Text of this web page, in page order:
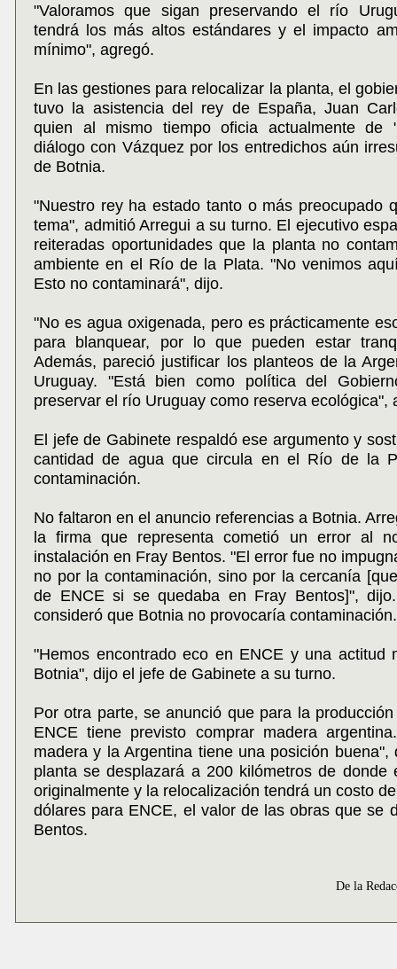
"Valoramos que sigan preservando el río
tendrá los más altos estándares y el impacto
mínimo", agregó.
En las gestiones para relocalizar la planta, el
tuvo la asistencia del rey de España, Juan
quien al mismo tiempo oficia actualmente de
diálogo con Vázquez por los entredichos aún
de Botnia.
"Nuestro rey ha estado tanto o más preocupado
tema", admitió Arregui a su turno. El ejecutivo
reiteradas oportunidades que la planta no
ambiente en el Río de la Plata. "No venimos
Esto no contaminará", dijo.
"No es agua oxigenada, pero es prácticamente
para blanquear, por lo que pueden estar
Además, pareció justificar los planteos de la
Uruguay. "Está bien como política del
preservar el río Uruguay como reserva ecológica",
El jefe de Gabinete respaldó ese argumento y
cantidad de agua que circula en el Río de la
contaminación.
No faltaron en el anuncio referencias a Botnia.
la firma que representa cometió un error al
instalación en Fray Bentos. "El error fue no
no por la contaminación, sino por la cercanía
de ENCE si se quedaba en Fray Bentos]",
consideró que Botnia no provocaría contaminación.
"Hemos encontrado eco en ENCE y una actitud
Botnia", dijo el jefe de Gabinete a su turno.
Por otra parte, se anunció que para la
ENCE tiene previsto comprar madera
madera y la Argentina tiene una posición buena",
planta se desplazará a 200 kilómetros de donde
originalmente y la relocalización tendrá un costo
dólares para ENCE, el valor de las obras que se
Bentos.
De la